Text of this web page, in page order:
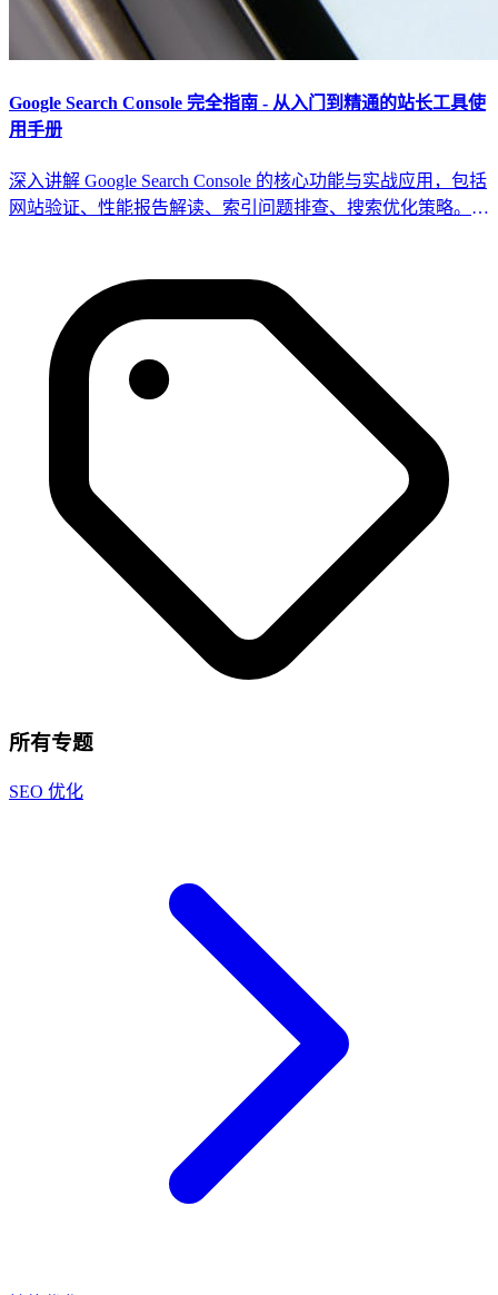
Google Search Console 完全指南 - 从入门到精通的站长工具使
用手册
深入讲解 Google Search Console 的核心功能与实战应用，包括
网站验证、性能报告解读、索引问题排查、搜索优化策略。帮
所有专题
SEO 优化